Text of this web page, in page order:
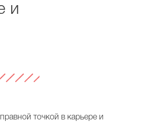
и
точкой в карьере и